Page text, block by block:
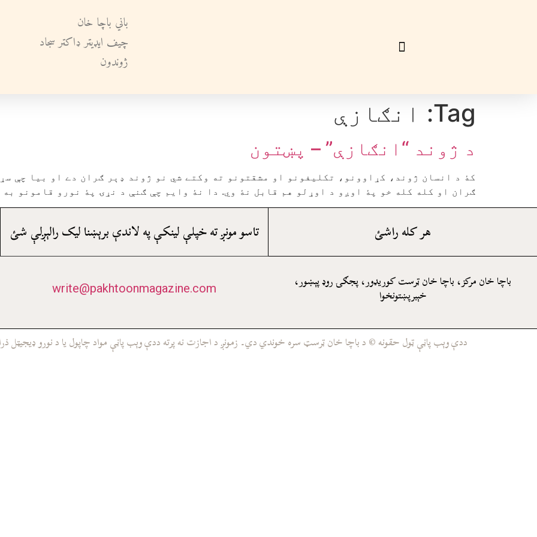
باني باچا خان
چيف ايډيټر ډاکټر سجاد
ژوندون
Tag: انګازې
د ژوند “انګازې” – پښتون
کۀ د انسان ژوند، کړاوونو، تکليفونو او مشقتونو ته وکتے شي نو ژوند ډېر ګران دے او بيا چې
ګران او کله کله خو پۀ اوږو د اوړلو هم قابل نۀ وي. دا نۀ وايم چې ګنې د نړۍ پۀ نورو قامونو به
هر کله راشئ
باچا خان مرکز، باچا خان ټرست کوريډور، پجګۍ روډ پېښور،
خېبرپښتونخوا
تاسو مونږ ته خپلې لينکې په لاندې برېښنا ليک رالېږلې شئ
write@pakhtoonmagazine.com
ددې وېب پاڼې ټول حقونه © د باچا خان ټرسټ سره خوندي دي۔ زمونږ د اجازت نه پرته ددې وېب پاڼې مواد چاپول يا د نورو ډيجيټل